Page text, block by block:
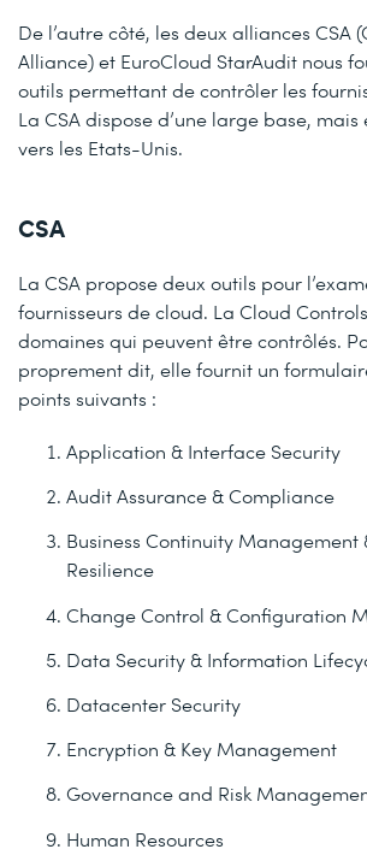
De l’autre côté, les deux alliances CSA
Alliance) et EuroCloud StarAudit nous
outils permettant de contrôler les
La CSA dispose d’une large base,
vers les Etats-Unis.
CSA
La CSA propose deux outils pour
fournisseurs de cloud. La Cloud
domaines qui peuvent être contrôlés.
proprement dit, elle fournit un
points suivants :
Application & Interface Security
Audit Assurance & Compliance
Business Continuity
Resilience
Change Control & Configuration
Data Security & Information
Datacenter Security
Encryption & Key Management
Governance and Risk
Human Resources